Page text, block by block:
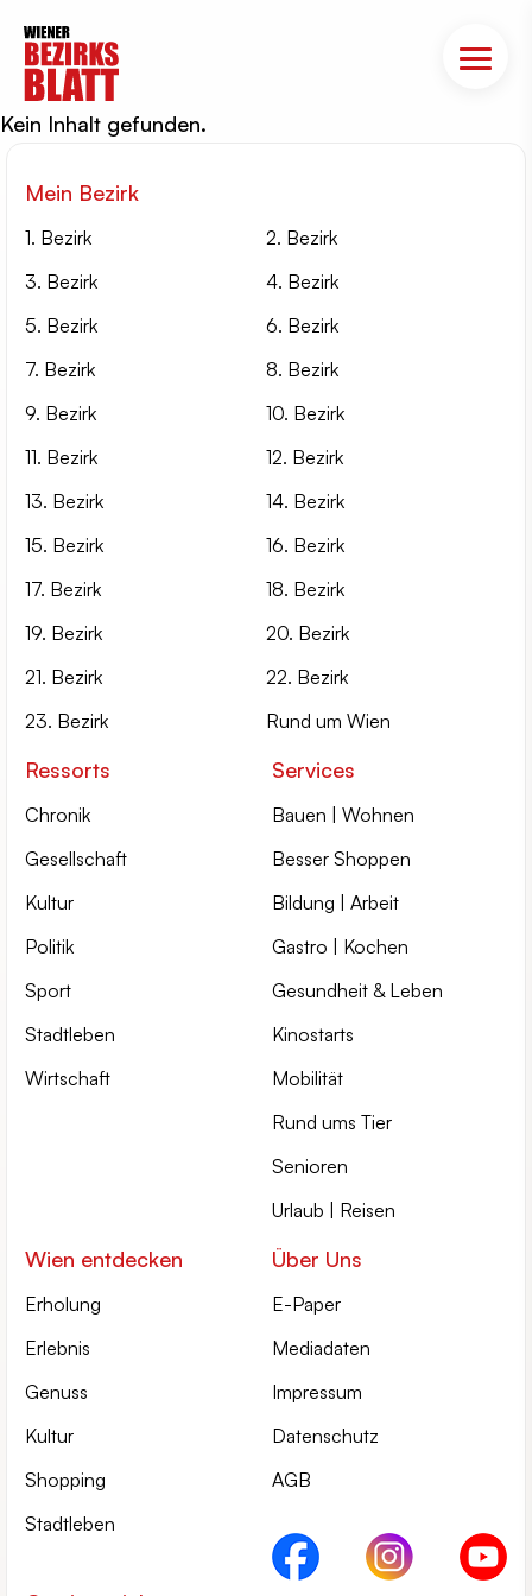
Kein Inhalt gefunden.
Mein Bezirk
1. Bezirk
2. Bezirk
3. Bezirk
4. Bezirk
5. Bezirk
6. Bezirk
7. Bezirk
8. Bezirk
9. Bezirk
10. Bezirk
11. Bezirk
12. Bezirk
13. Bezirk
14. Bezirk
15. Bezirk
16. Bezirk
17. Bezirk
18. Bezirk
19. Bezirk
20. Bezirk
21. Bezirk
22. Bezirk
23. Bezirk
Rund um Wien
Ressorts
Chronik
Gesellschaft
Kultur
Politik
Sport
Stadtleben
Wirtschaft
Services
Bauen | Wohnen
Besser Shoppen
Bildung | Arbeit
Gastro | Kochen
Gesundheit & Leben
Kinostarts
Mobilität
Rund ums Tier
Senioren
Urlaub | Reisen
Wien entdecken
Erholung
Erlebnis
Genuss
Kultur
Shopping
Stadtleben
Über Uns
E-Paper
Mediadaten
Impressum
Datenschutz
AGB